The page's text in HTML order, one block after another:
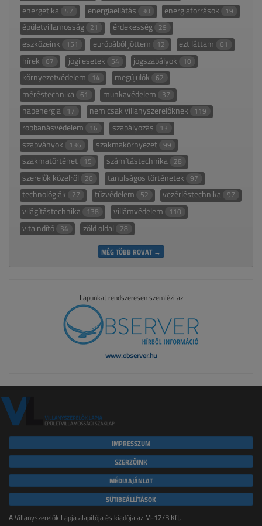
energetika 57 energiaellátás 30 energiaforrások 19
épületvillamosság 21 érdekesség 29
eszközeink 151 európából jöttem 12 ezt láttam 61
hírek 67 jogi esetek 54 jogszabályok 10
környezetvédelem 14 megújulók 62
méréstechnika 61 munkavédelem 37
napenergia 17 nem csak villanyszerelőknek 119
robbanásvédelem 16 szabályozás 13
szabványok 136 szakmakörnyezet 99
szakmatörténet 15 számítástechnika 28
szerelők közelről 26 tanulságos történetek 97
technológiák 27 tűzvédelem 52 vezérléstechnika 97
világítástechnika 138 villámvédelem 110
vitaindító 34 zöld oldal 28
MÉG TÖBB ROVAT →
Lapunkat rendszeresen szemlézi az
www.observer.hu
IMPRESSZUM
SZERZŐINK
MÉDIAAJÁNLAT
SÜTIBEÁLLÍTÁSOK
A Villanyszerelők Lapja alapítója és kiadója az M-12/B Kft.